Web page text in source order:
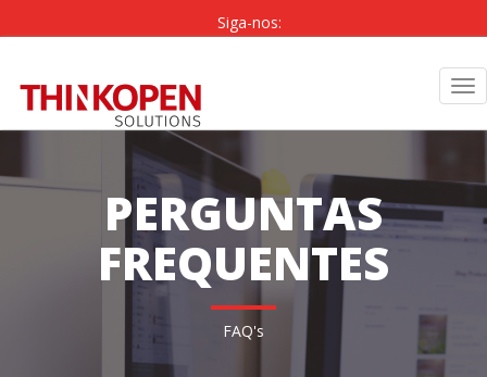
Siga-nos:
PERGUNTAS
FREQUENTES
FAQ's